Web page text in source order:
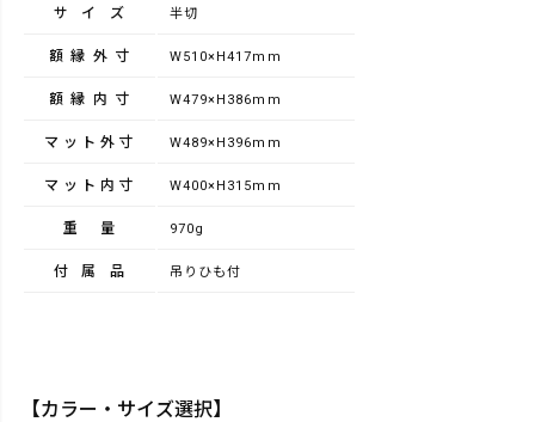
サイズ 半切
額縁外寸 W510×H417mm
額縁内寸 W479×H386mm
マット外寸 W489×H396mm
マット内寸 W400×H315mm
重量 970g
付属品 吊りひも付
【カラー・サイズ選択】